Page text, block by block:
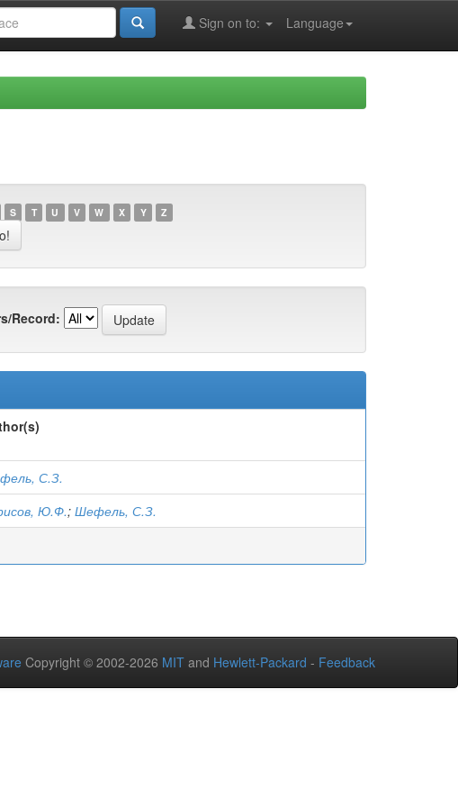
Language
Sign on to:
S T U V W X Y Z
Record:
С.З.
Ю.Ф.; Шефель, С.З.
Copyright © 2002-2026 MIT and Hewlett-Packard - Feedback